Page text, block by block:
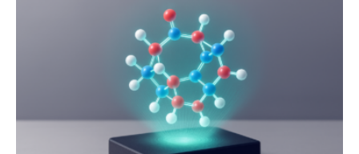
Erfindungen entstehen besonders dann, wenn
Wissenskategorien verschwimmen. Das zeigt neue
Forschung von Gianluca Carnabuci, Professor of
Organizational Behavior an der ESMT Berlin, und
Balázs Kovács, Professor an der Yale School of
Management. Die Forscher kommen zu dem Schluss,
dass Patente…